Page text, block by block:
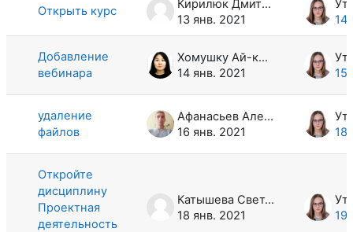
Открыть курс
Кирилюк Дмитрий Олегович
13 янв. 2021
14
Добавление
вебинара
Хомушку Ай-кыс Буяновна
14 янв. 2021
15
удаление
файлов
Афанасьев Алексей Владимирович
16 янв. 2021
18
Откройте
дисциплину
Проектная
деятельность
Катышева Светлана Сергеевна
18 янв. 2021
19